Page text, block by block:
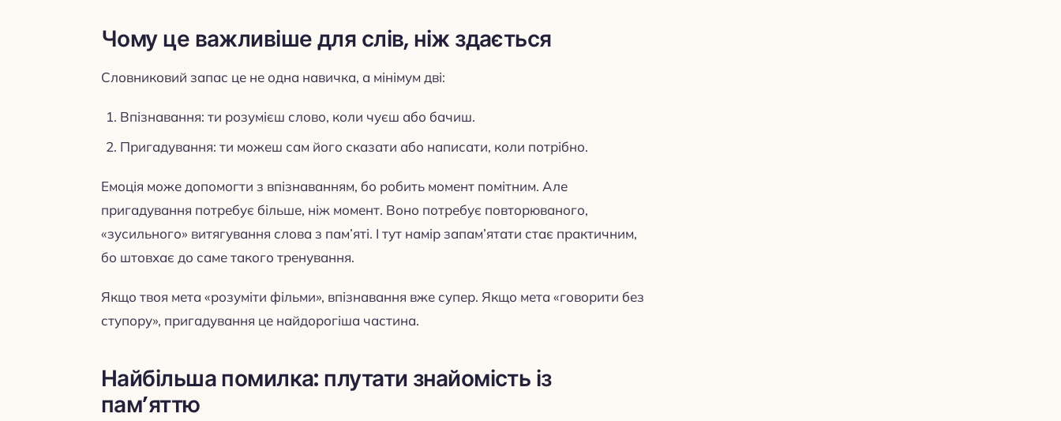
Чому це важливіше для слів, ніж здається
Словниковий запас це не одна навичка, а мінімум дві:
Впізнавання: ти розумієш слово, коли чуєш або бачиш.
Пригадування: ти можеш сам його сказати або написати, коли потрібно.
Емоція може допомогти з впізнаванням, бо робить момент помітним. Але
пригадування потребує більше, ніж момент. Воно потребує повторюваного,
«зусильного» витягування слова з пам’яті. І тут намір запам’ятати стає практичним,
бо штовхає до саме такого тренування.
Якщо твоя мета «розуміти фільми», впізнавання вже супер. Якщо мета «говорити без
ступору», пригадування це найдорогіша частина.
Найбільша помилка: плутати знайомість із
пам’яттю